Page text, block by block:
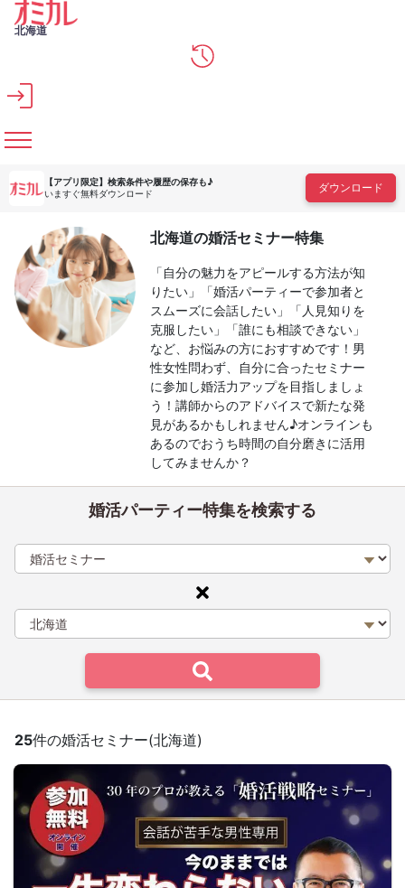
メインコンテンツへスキップ
北海道
【アプリ限定】 検索条件や履歴の保存も♪
いますぐ無料ダウンロード
ダウンロード
北海道の婚活セミナー特集
「自分の魅力をアピールする方法が知
りたい」「婚活パーティーで参加者と
スムーズに会話したい」「人見知りを
克服したい」「誰にも相談できない」
など、お悩みの方におすすめです！男
性女性問わず、自分に合ったセミナー
に参加し婚活力アップを目指しましょ
う！講師からのアドバイスで新たな発
見があるかもしれません♪オンラインも
あるのでおうち時間の自分磨きに活用
してみませんか？
婚活パーティー特集を検索する
25件の婚活セミナー(北海道)